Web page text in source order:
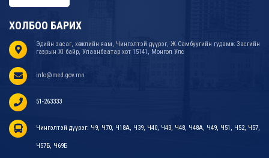
ХОЛБОО БАРИХ
Эдийн засаг, хөгжлийн яам, Чингэлтэй дүүрэг, Ж.Самбуугийн гудамж Засгийн
газрын XI байр, Улаанбаатар хот 15141, Монгол Улс
info@med.gov.mn
51-263333
Чингэлтэй дүүрэг: Ч9, Ч70, Ч18А, Ч39, Ч40, Ч43, Ч48, Ч48А, Ч49, Ч51, Ч52, Ч57,
Ч57Б, Ч69Б